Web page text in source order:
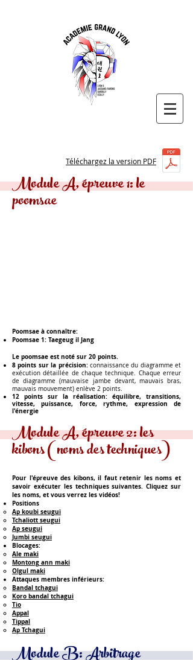
Module A, épreuve 1: le
poomsae
Téléchargez la version PDF
Poomsae à connaître:
Poomsae 1: Taegeug il Jang
Le poomsae est noté sur 20 points.
8 points sur la précision:connaissance du diagramme et
exécution détaillée de chaque technique. Chaque erreur
de diagramme (mauvaise jambe devant, mauvais bras,
mauvais mouvement) enlève 2 points.
12 points sur la réalisation: équilibre, transitions,
vitesse, puissance, force, rythme, expression de
l'énergie
Module A, épreuve 2: les
kibons (noms des techniques)
Pour l'épreuve des kibons, il faut retenir les noms et
savoir exécuter les techniques suivantes. Cliquez sur
les noms, et vous verrez les vidéos!
Positions
Ap koubi seugui​
Tchaliott seugui
Ap seugui
Jumbi seugui
Blocages:
Ale maki​
Montong ann maki
Olgul maki
Attaques membres inférieurs:
Bandal tchagui​
Koro bandal tchagui
Tio
Appal
Tippal
Ap Tchagui